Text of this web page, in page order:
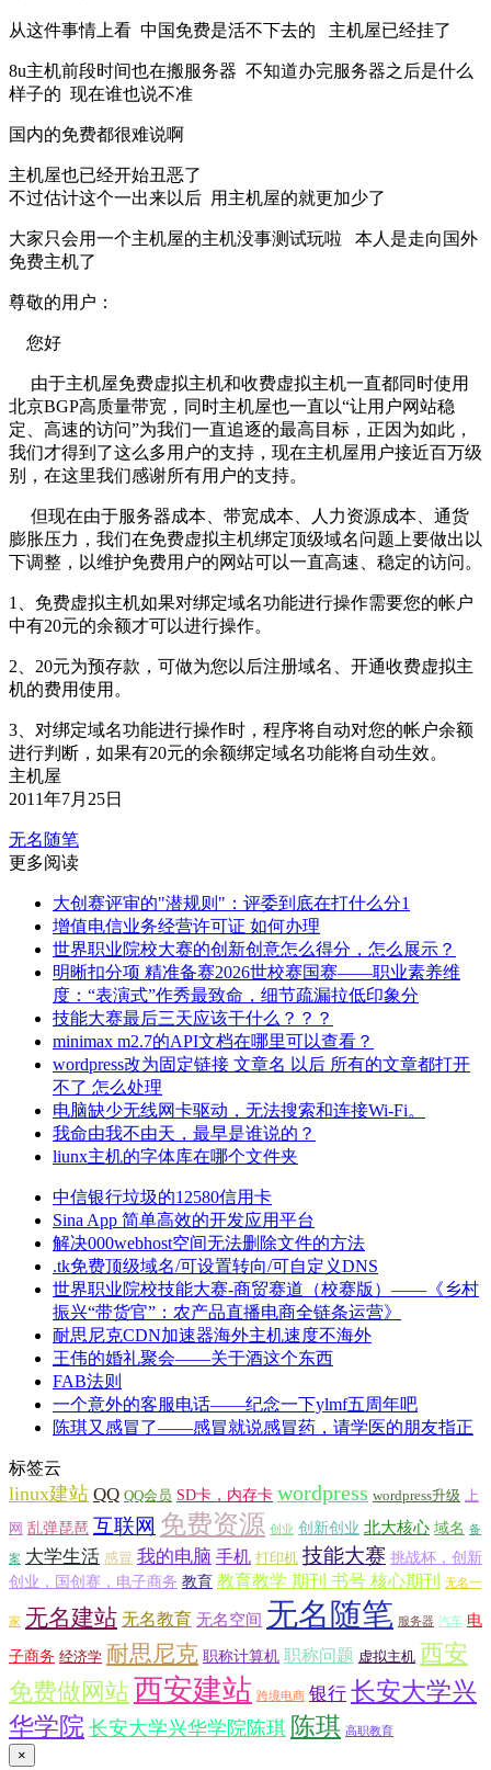
从这件事情上看 中国免费是活不下去的 主机屋已经挂了
8u主机前段时间也在搬服务器 不知道办完服务器之后是什么
样子的 现在谁也说不准
国内的免费都很难说啊
主机屋也已经开始丑恶了
不过估计这个一出来以后 用主机屋的就更加少了
大家只会用一个主机屋的主机没事测试玩啦 本人是走向国外
免费主机了
尊敬的用户：
您好
由于主机屋免费虚拟主机和收费虚拟主机一直都同时使用
北京BGP高质量带宽，同时主机屋也一直以“让用户网站稳
定、高速的访问”为我们一直追逐的最高目标，正因为如此，
我们才得到了这么多用户的支持，现在主机屋用户接近百万级
别，在这里我们感谢所有用户的支持。
但现在由于服务器成本、带宽成本、人力资源成本、通货
膨胀压力，我们在免费虚拟主机绑定顶级域名问题上要做出以
下调整，以维护免费用户的网站可以一直高速、稳定的访问。
1、免费虚拟主机如果对绑定域名功能进行操作需要您的帐户
中有20元的余额才可以进行操作。
2、20元为预存款，可做为您以后注册域名、开通收费虚拟主
机的费用使用。
3、对绑定域名功能进行操作时，程序将自动对您的帐户余额
进行判断，如果有20元的余额绑定域名功能将自动生效。
主机屋
2011年7月25日
无名随笔
更多阅读
大创赛评审的"潜规则"：评委到底在打什么分1
增值电信业务经营许可证 如何办理
世界职业院校大赛的创新创意怎么得分，怎么展示？
明晰扣分项 精准备赛2026世校赛国赛——职业素养维
度：“表演式”作秀最致命，细节疏漏拉低印象分
技能大赛最后三天应该干什么？？？
minimax m2.7的API文档在哪里可以查看？
wordpress改为固定链接 文章名 以后 所有的文章都打开
不了 怎么处理
电脑缺少无线网卡驱动，无法搜索和连接Wi-Fi。
我命由我不由天，最早是谁说的？
liunx主机的字体库在哪个文件夹
中信银行垃圾的12580信用卡
Sina App 简单高效的开发应用平台
解决000webhost空间无法删除文件的方法
.tk免费顶级域名/可设置转向/可自定义DNS
世界职业院校技能大赛-商贸赛道（校赛版）——《乡村
振兴“带货官”：农产品直播电商全链条运营》
耐思尼克CDN加速器海外主机速度不海外
王伟的婚礼聚会——关于酒这个东西
FAB法则
一个意外的客服电话——纪念一下ylmf五周年吧
陈琪又感冒了——感冒就说感冒药，请学医的朋友指正
标签云
linux建站 QQ QQ会员 SD卡，内存卡 wordpress wordpress升级 上
网 乱弹琵琶 互联网 免费资源 创业 创新创业 北大核心 域名 备
案 大学生活 感冒 我的电脑 手机 打印机 技能大赛 挑战杯，创新
创业，国创赛，电子商务 教育 教育教学 期刊 书号 核心期刊 无名一
家 无名建站 无名教育 无名空间 无名随笔 服务器 汽车 电
子商务 经济学 耐思尼克 职称计算机 职称问题 虚拟主机 西安
免费做网站西安建站 跨境电商 银行 长安大学兴
华学院 长安大学兴华学院陈琪 陈琪 高职教育
×